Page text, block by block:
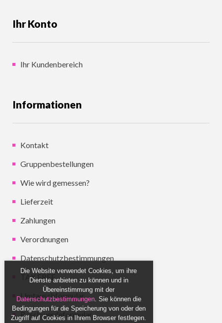
Ihr Konto
Ihr Kundenbereich
Informationen
Kontakt
Gruppenbestellungen
Wie wird gemessen?
Lieferzeit
Zahlungen
Verordnungen
Datenschutzbestimmungen
TAX FREE
Umtauschformular
Beschwerdeformular
Die Website verwendet Cookies, um ihre
Dienste anbieten zu können und in
Übereinstimmung mit der
Datenschutzbestimmungen. Sie können die
Bedingungen für die Speicherung von oder den
Zugriff auf Cookies in Ihrem Browser festlegen.